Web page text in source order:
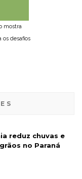
mostra
desafios
reduz chuvas e
no Paraná